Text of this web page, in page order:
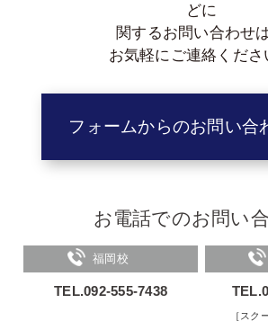
どに
関するお問い合わせは
お気軽にご連絡くださ
フォームからのお問い合
お電話でのお問い
福岡校
TEL.092-555-7438
［スク